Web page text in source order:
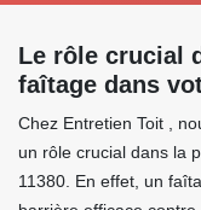
Le rôle crucial
faîtage dans
Chez Entretien Toit ,
un rôle crucial dans la
11380. En effet, un